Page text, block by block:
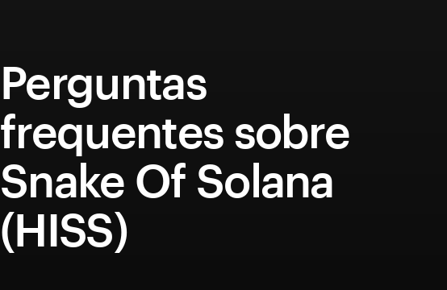
Perguntas
frequentes sobre
Snake Of Solana
(HISS)